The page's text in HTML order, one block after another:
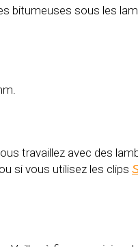
bitumeuses sous les
travaillez avec des
si vous utilisez les clips